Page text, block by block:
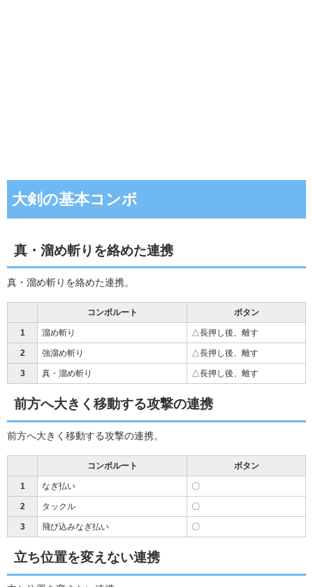
大剣の基本コンボ
真・溜め斬りを絡めた連携
真・溜め斬りを絡めた連携。
コンボルート ボタン
1 溜め斬り △長押し後、離す
2 強溜め斬り △長押し後、離す
3 真・溜め斬り △長押し後、離す
前方へ大きく移動する攻撃の連携
前方へ大きく移動する攻撃の連携。
コンボルート ボタン
1 なぎ払い 〇
2 タックル 〇
3 飛び込みなぎ払い 〇
立ち位置を変えない連携